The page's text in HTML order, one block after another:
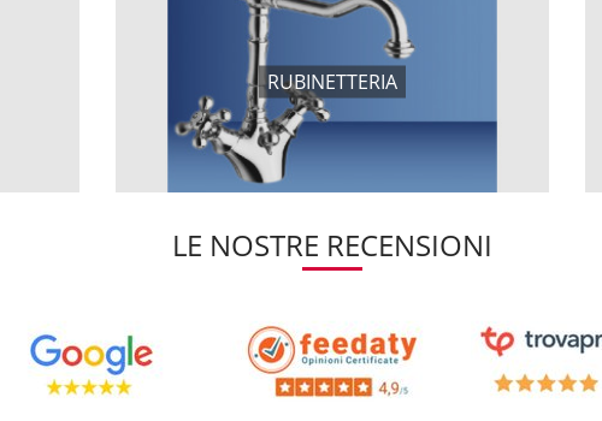
RUBINETTERIA
LE NOSTRE RECENSIONI